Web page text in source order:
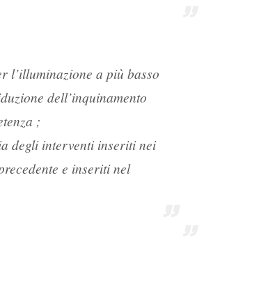
l’illuminazione a più basso
dell’inquinamento
;
degli interventi inseriti nei
e inseriti nel